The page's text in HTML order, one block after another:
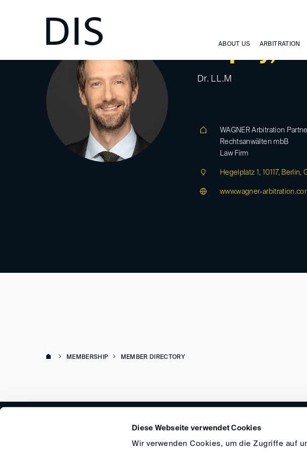
Diese Webseite verwendet Cookies
Wir verwenden Cookies, um die Zugriffe auf
ABOUT US ARBITRATION
Dupuy,
Dr. LL.M
WAGNER Arbitration
Rechtsanwälten mbB
Law Firm
Hegelplatz 1, 10117, Berlin,
www.wagner-
MEMBERSHIP MEMBER DIRECTORY